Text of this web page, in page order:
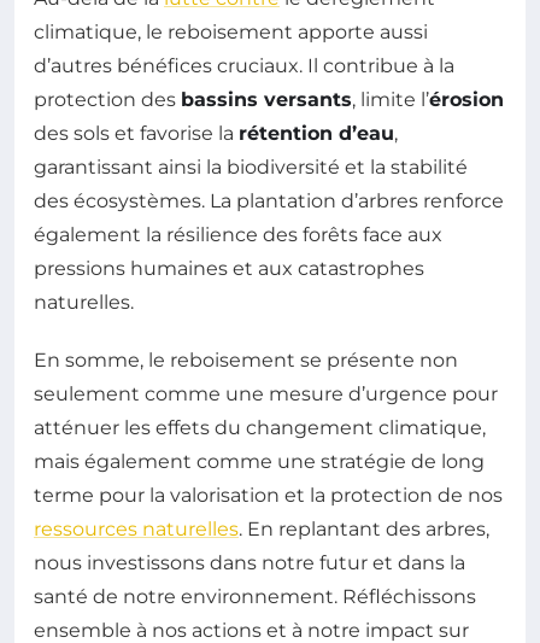
climatique, le reboisement apporte aussi
d’autres bénéfices cruciaux. Il contribue à la
protection des bassins versants, limite l’érosion
des sols et favorise la rétention d’eau,
garantissant ainsi la biodiversité et la stabilité
des écosystèmes. La plantation d’arbres renforce
également la résilience des forêts face aux
pressions humaines et aux catastrophes
naturelles.
En somme, le reboisement se présente non
seulement comme une mesure d’urgence pour
atténuer les effets du changement climatique,
mais également comme une stratégie de long
terme pour la valorisation et la protection de nos
ressources naturelles. En replantant des arbres,
nous investissons dans notre futur et dans la
santé de notre environnement. Réfléchissons
ensemble à nos actions et à notre impact sur